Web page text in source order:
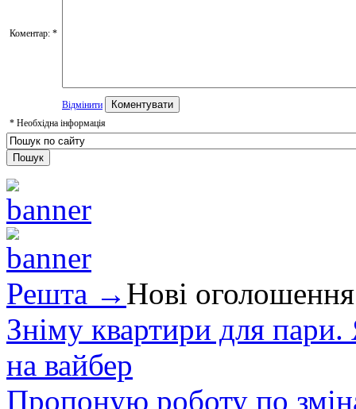
Коментар: *
Відмінити
* Необхідна інформація
Решта → Нові оголошення
Зніму квартири для
на вайбер
Пропоную роботу по